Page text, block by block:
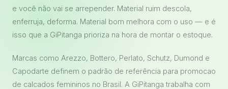
e você não vai se arrepender. Material ruim descola,
enferruja, deforma. Material bom melhora com o uso — e é
isso que a GiPitanga prioriza na hora de montar o estoque.
Marcas como Arezzo, Bottero, Perlato, Schutz, Dumond e
Capodarte definem o padrão de referência para promocao
de calcados femininos no Brasil. A GiPitanga trabalha com